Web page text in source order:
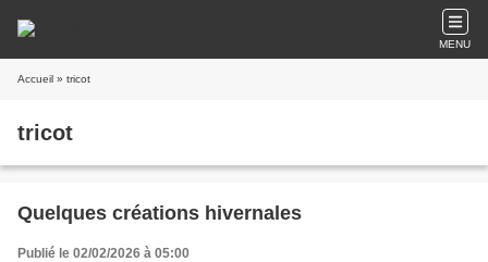
MENU
Accueil » tricot
tricot
Quelques créations hivernales
Publié le 02/02/2026 à 05:00